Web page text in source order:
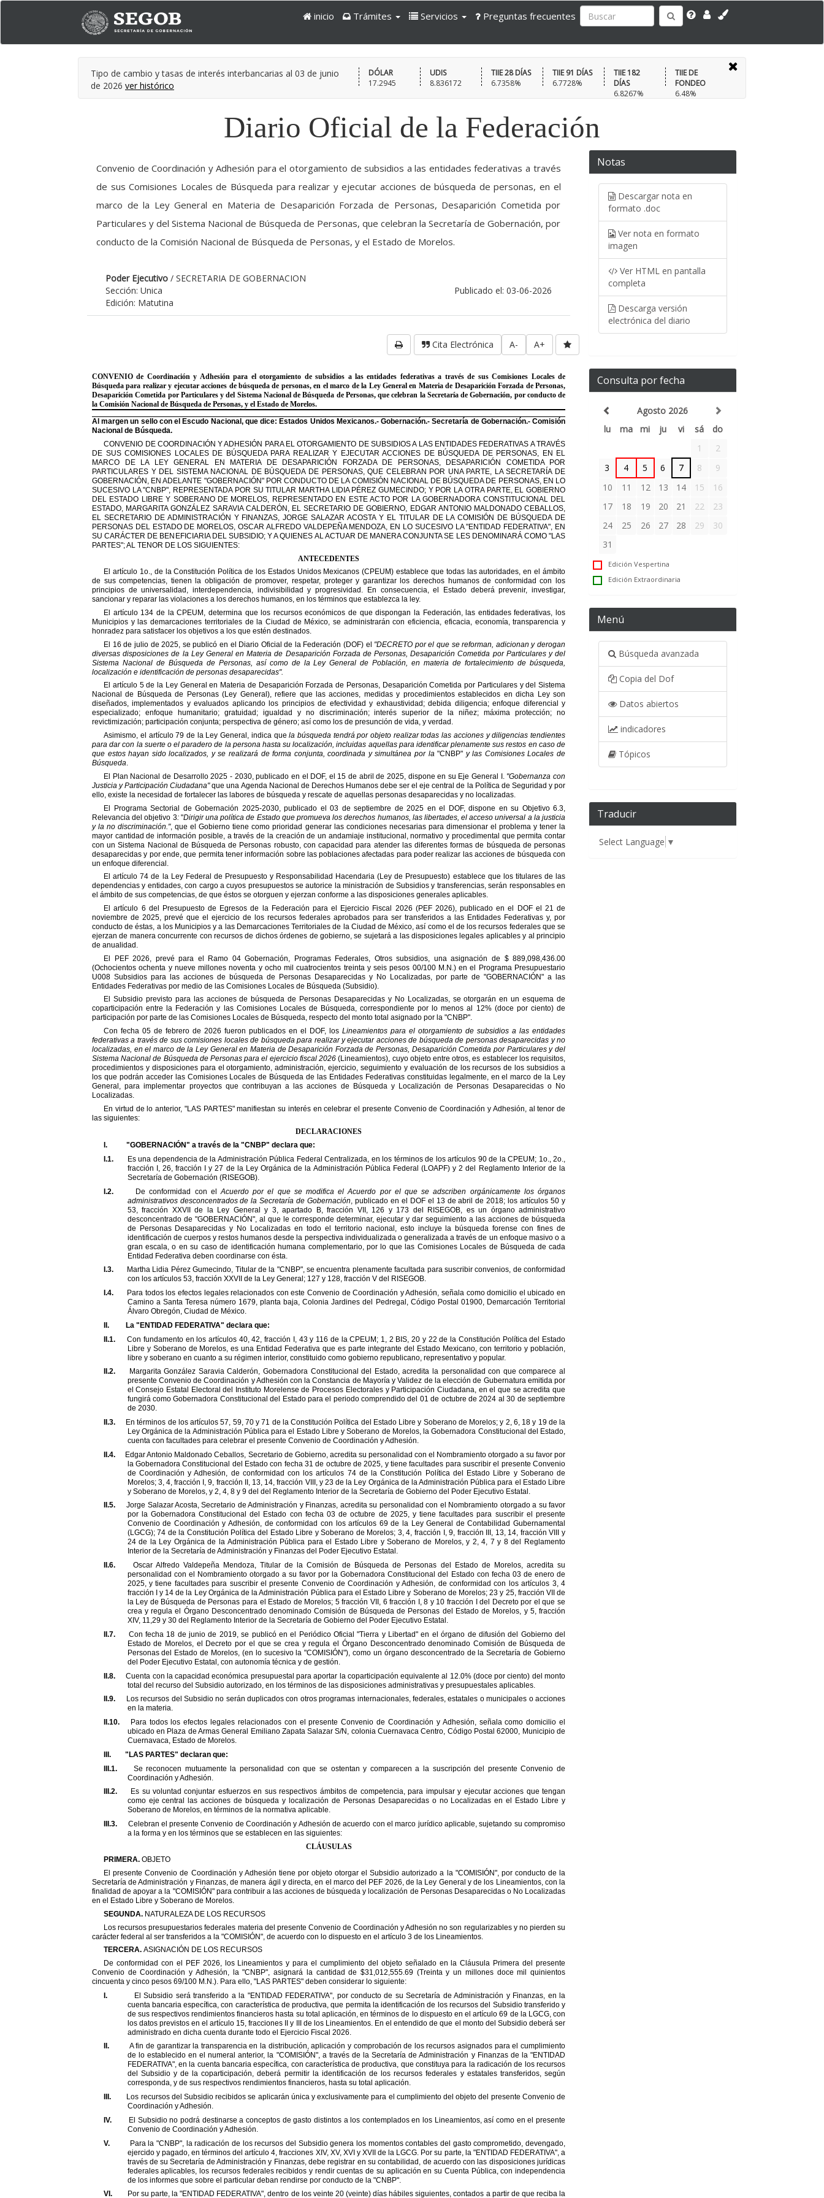
inicio Trámites Servicios Preguntas frecuentes
Tipo de cambio y tasas de interés interbancarias al 03 de junio
de 2026 ver histórico
DÓLAR
17.2945
UDIS
8.836172
TIIE 28 DÍAS
6.7358%
TIIE 91 DÍAS
6.7728%
TIIE 182
DÍAS
6.8267%
TIIE DE
FONDEO
6.48%
Diario Oficial de la Federación
Convenio de Coordinación y Adhesión para el otorgamiento de subsidios a las entidades federativas a través
de sus Comisiones Locales de Búsqueda para realizar y ejecutar acciones de búsqueda de personas, en el
marco de la Ley General en Materia de Desaparición Forzada de Personas, Desaparición Cometida por
Particulares y del Sistema Nacional de Búsqueda de Personas, que celebran la Secretaría de Gobernación, por
conducto de la Comisión Nacional de Búsqueda de Personas, y el Estado de Morelos.
Poder Ejecutivo / SECRETARIA DE GOBERNACION
Publicado el: 03-06-2026
Sección: Unica
Edición: Matutina
A+
A-
Cita Electrónica
Notas
Descargar nota en
formato .doc
Ver nota en formato
imagen
Ver HTML en pantalla
completa
Descarga versión
electrónica del diario
Consulta por fecha
Agosto 2026
lu
ma mi ju vi sá
do
1
2
3
4 5 6 7 8
9
10
11 12 13 14 15
16
17
18 19 20 21 22
23
24
25 26 27 28 29
30
31
Edición Vespertina
Edición Extraordinaria
Menú
Búsqueda avanzada
Copia del Dof
Datos abiertos
indicadores
Tópicos
Traducir
Select Language ▼